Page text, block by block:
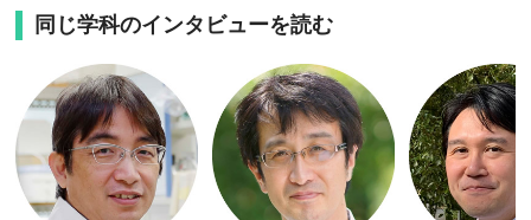
同じ学科のインタビューを読む